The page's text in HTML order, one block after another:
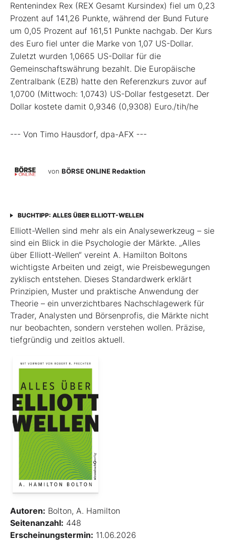
Rentenindex Rex (REX Gesamt Kursindex) fiel um 0,23
Prozent auf 141,26 Punkte, während der Bund Future
um 0,05 Prozent auf 161,51 Punkte nachgab. Der Kurs
des Euro fiel unter die Marke von 1,07 US-Dollar.
Zuletzt wurden 1,0665 US-Dollar für die
Gemeinschaftswährung bezahlt. Die Europäische
Zentralbank (EZB) hatte den Referenzkurs zuvor auf
1,0700 (Mittwoch: 1,0743) US-Dollar festgesetzt. Der
Dollar kostete damit 0,9346 (0,9308) Euro./tih/he
--- Von Timo Hausdorf, dpa-AFX ---
von BÖRSE ONLINE Redaktion
BUCHTIPP: ALLES ÜBER ELLIOTT-WELLEN
Elliott-Wellen sind mehr als ein Analysewerkzeug – sie
sind ein Blick in die Psychologie der Märkte. „Alles
über Elliott-Wellen“ vereint A. Hamilton Boltons
wichtigste Arbeiten und zeigt, wie Preisbewegungen
zyklisch entstehen. Dieses Standardwerk erklärt
Prinzipien, Muster und praktische Anwendung der
Theorie – ein unverzichtbares Nachschlagewerk für
Trader, Analysten und Börsenprofis, die Märkte nicht
nur beobachten, sondern verstehen wollen. Präzise,
tiefgründig und zeitlos aktuell.
Autoren: Bolton, A. Hamilton
Seitenanzahl: 448
Erscheinungstermin: 11.06.2026